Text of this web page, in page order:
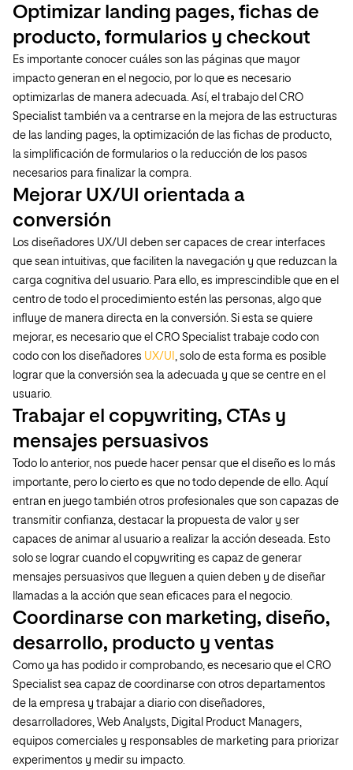
Optimizar landing pages, fichas de
producto, formularios y checkout
Es importante conocer cuáles son las páginas que mayor
impacto generan en el negocio, por lo que es necesario
optimizarlas de manera adecuada. Así, el trabajo del CRO
Specialist también va a centrarse en la mejora de las estructuras
de las landing pages, la optimización de las fichas de producto,
la simplificación de formularios o la reducción de los pasos
necesarios para finalizar la compra.
Mejorar UX/UI orientada a
conversión
Los diseñadores UX/UI deben ser capaces de crear interfaces
que sean intuitivas, que faciliten la navegación y que reduzcan la
carga cognitiva del usuario. Para ello, es imprescindible que en el
centro de todo el procedimiento estén las personas, algo que
influye de manera directa en la conversión. Si esta se quiere
mejorar, es necesario que el CRO Specialist trabaje codo con
codo con los diseñadores UX/UI , solo de esta forma es posible
lograr que la conversión sea la adecuada y que se centre en el
usuario.
Trabajar el copywriting, CTAs y
mensajes persuasivos
Todo lo anterior, nos puede hacer pensar que el diseño es lo más
importante, pero lo cierto es que no todo depende de ello. Aquí
entran en juego también otros profesionales que son capazas de
transmitir confianza, destacar la propuesta de valor y ser
capaces de animar al usuario a realizar la acción deseada. Esto
solo se lograr cuando el copywriting es capaz de generar
mensajes persuasivos que lleguen a quien deben y de diseñar
llamadas a la acción que sean eficaces para el negocio.
Coordinarse con marketing, diseño,
desarrollo, producto y ventas
Como ya has podido ir comprobando, es necesario que el CRO
Specialist sea capaz de coordinarse con otros departamentos
de la empresa y trabajar a diario con diseñadores,
desarrolladores, Web Analysts, Digital Product Managers,
equipos comerciales y responsables de marketing para priorizar
experimentos y medir su impacto.